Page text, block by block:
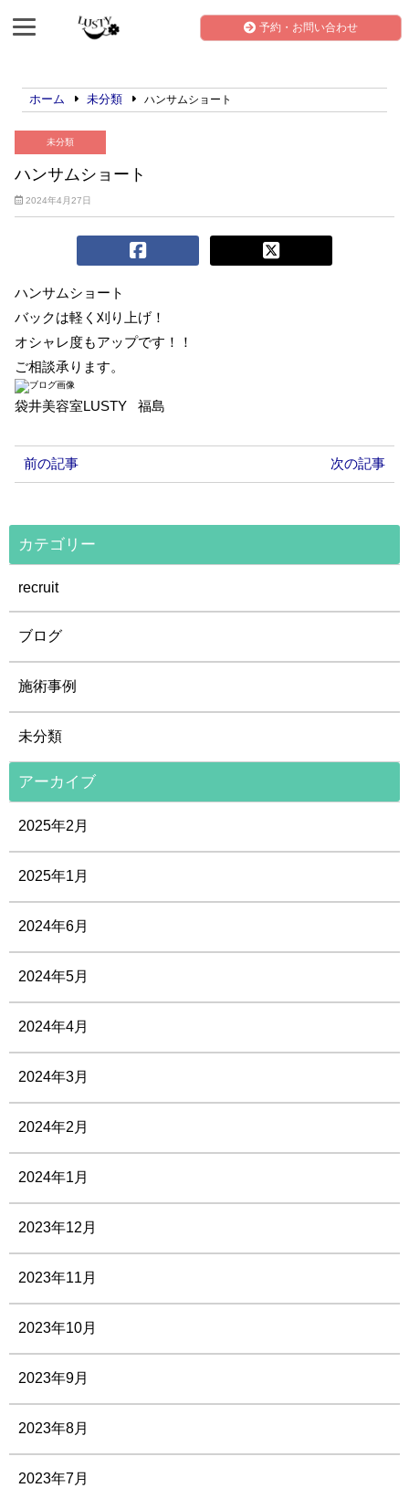
予約・お問い合わせ
ホーム 未分類 ハンサムショート
未分類
ハンサムショート
2024年4月27日
ハンサムショート
バックは軽く刈り上げ！
オシャレ度もアップです！！
ご相談承ります。
袋井美容室LUSTY 福島
前の記事 次の記事
カテゴリー
recruit
ブログ
施術事例
未分類
アーカイブ
2025年2月
2025年1月
2024年6月
2024年5月
2024年4月
2024年3月
2024年2月
2024年1月
2023年12月
2023年11月
2023年10月
2023年9月
2023年8月
2023年7月